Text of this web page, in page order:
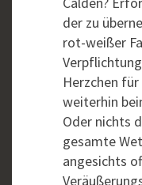
der zu
rot-weißer
Herzchen
weiterhin
Oder nichts
gesamte
angesichts